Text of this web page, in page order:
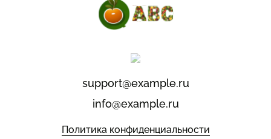
support@example.ru
info@example.ru
Политика конфиденциальности